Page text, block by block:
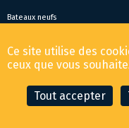
CONTACTER LE
Bateaux neufs
© 2026 YachtingAddress.com
Ce site utilise des
ceux que vous
Tout accepter